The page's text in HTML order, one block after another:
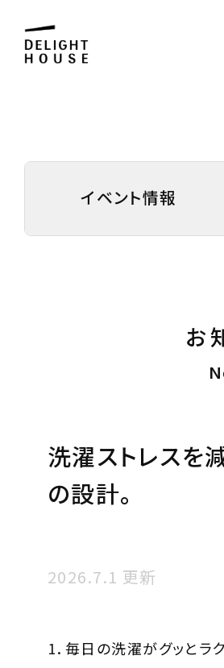
イベント情報
お
洗濯ストレスを
の設計。
2026.7.1 更新
1．毎日の洗濯がグッとラ